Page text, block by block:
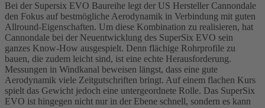
Bei der Supersix EVO Baureihe legt der US Hersteller Cannondale
den Fokus auf bestmögliche Aerodynamik in Verbindung mit guten
Allround-Eigenschaften. Um diese Kombination zu realisieren, hat
Cannondale bei der Neuentwicklung des SuperSix EVO sein
ganzes Know-How ausgespielt. Denn flächige Rohrprofile zu
bauen, die zudem leicht sind, ist eine echte Herausforderung.
Messungen in Windkanal beweisen längst, dass eine gute
Aerodynamik viele Zeitgutschriften bringt. Auf einem flachen Kurs
spielt das Gewicht jedoch eine untergeordnete Rolle. Das SuperSix
EVO ist hingegen nicht nur in der Ebene schnell, sondern es kann